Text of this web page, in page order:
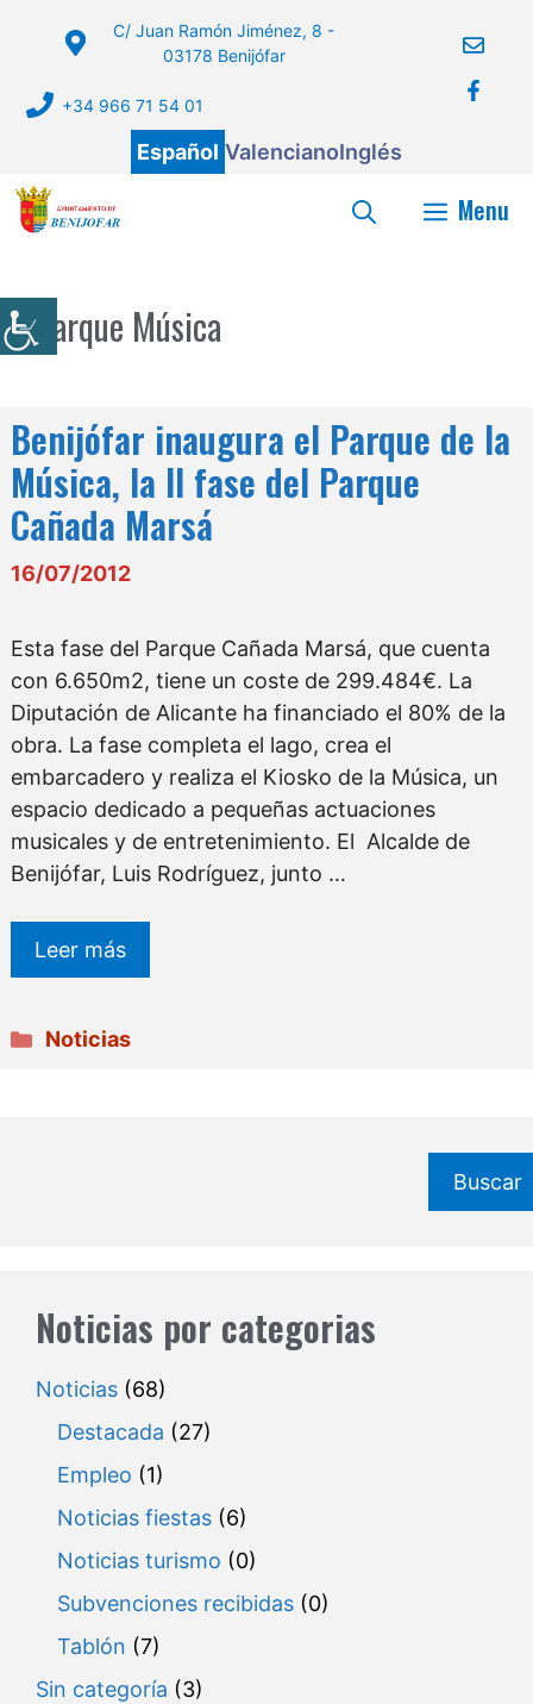
C/ Juan Ramón Jiménez, 8 -
03178 Benijófar
+34 966 71 54 01
Español ValencianoInglés
Menu
Parque Música
Benijófar inaugura el Parque de la
Música, la II fase del Parque
Cañada Marsá
16/07/2012
Esta fase del Parque Cañada Marsá, que cuenta
con 6.650m2, tiene un coste de 299.484€. La
Diputación de Alicante ha financiado el 80% de la
obra. La fase completa el lago, crea el
embarcadero y realiza el Kiosko de la Música, un
espacio dedicado a pequeñas actuaciones
musicales y de entretenimiento. El Alcalde de
Benijófar, Luis Rodríguez, junto …
Leer más
Categorías
Noticias
Buscar
Noticias por categorias
Noticias (68)
Destacada (27)
Empleo (1)
Noticias fiestas (6)
Noticias turismo (0)
Subvenciones recibidas (0)
Tablón (7)
Sin categoría (3)